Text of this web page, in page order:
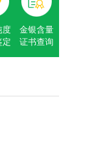
度
金银含量
证书查询